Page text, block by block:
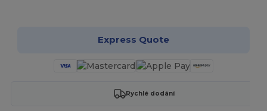
Express Quote
Rychlé dodání